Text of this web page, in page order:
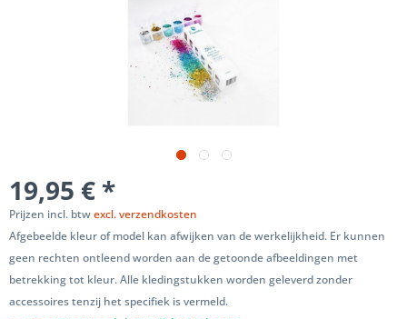
19,95 € *
Prijzen incl. btwexcl. verzendkosten
Afgebeelde kleur of model kan afwijken van de werkelijkheid. Er kunnen
geen rechten ontleend worden aan de getoonde afbeeldingen met
betrekking tot kleur. Alle kledingstukken worden geleverd zonder
accessoires tenzij het specifiek is vermeld.